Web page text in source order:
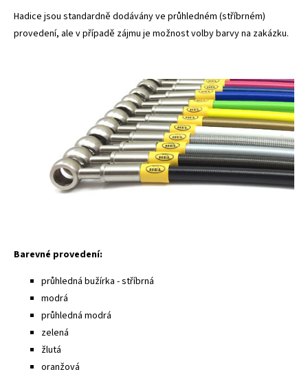
Hadice jsou standardně dodávány ve průhledném (stříbrném)
provedení, ale v případě zájmu je možnost volby barvy na zakázku.
Barevné provedení:
průhledná bužírka - stříbrná
modrá
průhledná modrá
zelená
žlutá
oranžová